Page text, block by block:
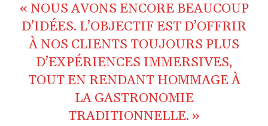
« NOUS AVONS ENCORE BEAUCOUP
D’IDÉES. L’OBJECTIF EST D’OFFRIR
À NOS CLIENTS TOUJOURS PLUS
D’EXPÉRIENCES IMMERSIVES,
TOUT EN RENDANT HOMMAGE À
LA GASTRONOMIE
TRADITIONNELLE. »